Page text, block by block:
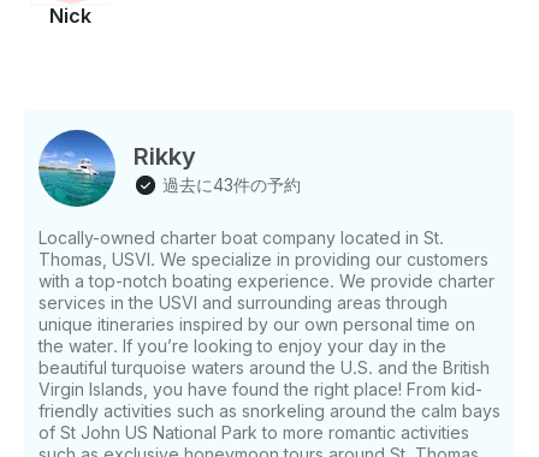
Nick
Rikky
過去に43件の予約
Locally-owned charter boat company located in St.
Thomas, USVI. We specialize in providing our customers
with a top-notch boating experience. We provide charter
services in the USVI and surrounding areas through
unique itineraries inspired by our own personal time on
the water. If you’re looking to enjoy your day in the
beautiful turquoise waters around the U.S. and the British
Virgin Islands, you have found the right place! From kid-
friendly activities such as snorkeling around the calm bays
of St John US National Park to more romantic activities